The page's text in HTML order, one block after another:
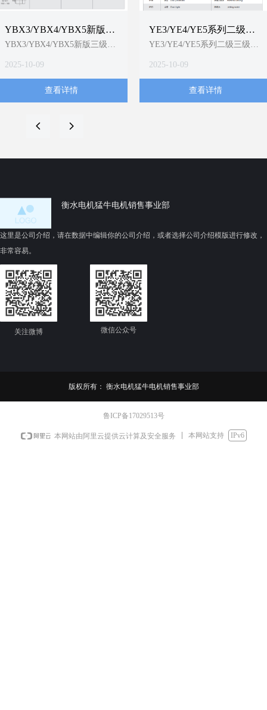
YBX3/YBX4/YBX5新版三
级二级一级能效电动机安
YBX3/YBX4/YBX5新版三级二
2025-10-09
查看详情
YE3/YE4/YE5系列二级三
级一级能效电机防护等级
YE3/YE4/YE5系列二级三级一
2025-10-09
查看详情
넳 넲
版权所有： 衡水电机猛牛电机销售事业部
这里是公司介绍，请在数据中编辑你的公司介绍，或者选择公司介绍模版进行修改，
非常容易。
衡水电机猛牛电机销售事业部
微信公众号
关注微博
鲁ICP备17029513号
本网站由阿里云提供云计算及安全服务 本网站支持 IPv6